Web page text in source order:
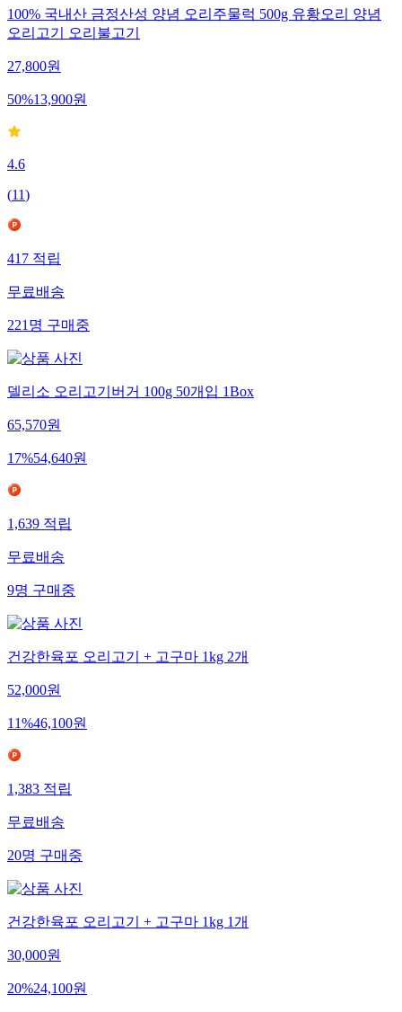
100% 국내산 금정산성 양념 오리주물럭 500g 유황오리 양념
오리고기 오리불고기
27,800원
50%13,900원
4.6
(11)
417 적립
무료배송
221 명 구매중
델리소 오리고기버거 100g 50개입 1Box
65,570원
17%54,640원
1,639 적립
무료배송
9명 구매중
건강한육포 오리고기 + 고구마 1kg 2개
52,000원
11%46,100원
1,383 적립
무료배송
20명 구매중
건강한육포 오리고기 + 고구마 1kg 1개
30,000원
20%24,100원